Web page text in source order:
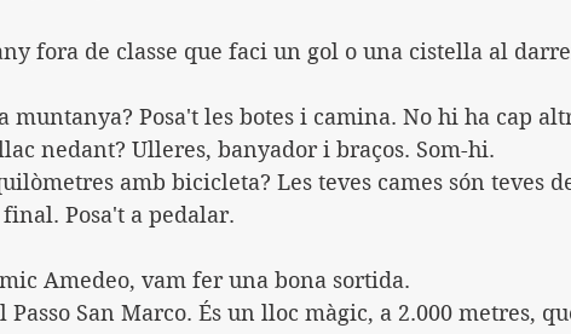
fora de classe que faci un gol o una cistella al
muntanya? Posa't les botes i camina. No hi ha cap
nedant? Ulleres, banyador i braços. Som-hi.
amb bicicleta? Les teves cames són teves
Posa't a pedalar.
Amedeo, vam fer una bona sortida.
San Marco. És un lloc màgic, a 2.000 metres,